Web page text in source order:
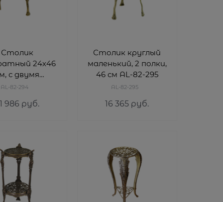
Столик
24х46
с двумя
AL-82-294
AL-82-294
986 руб.
Столик круглый
маленький, 2 полки,
46 см AL-82-295
AL-82-295
16 365 руб.